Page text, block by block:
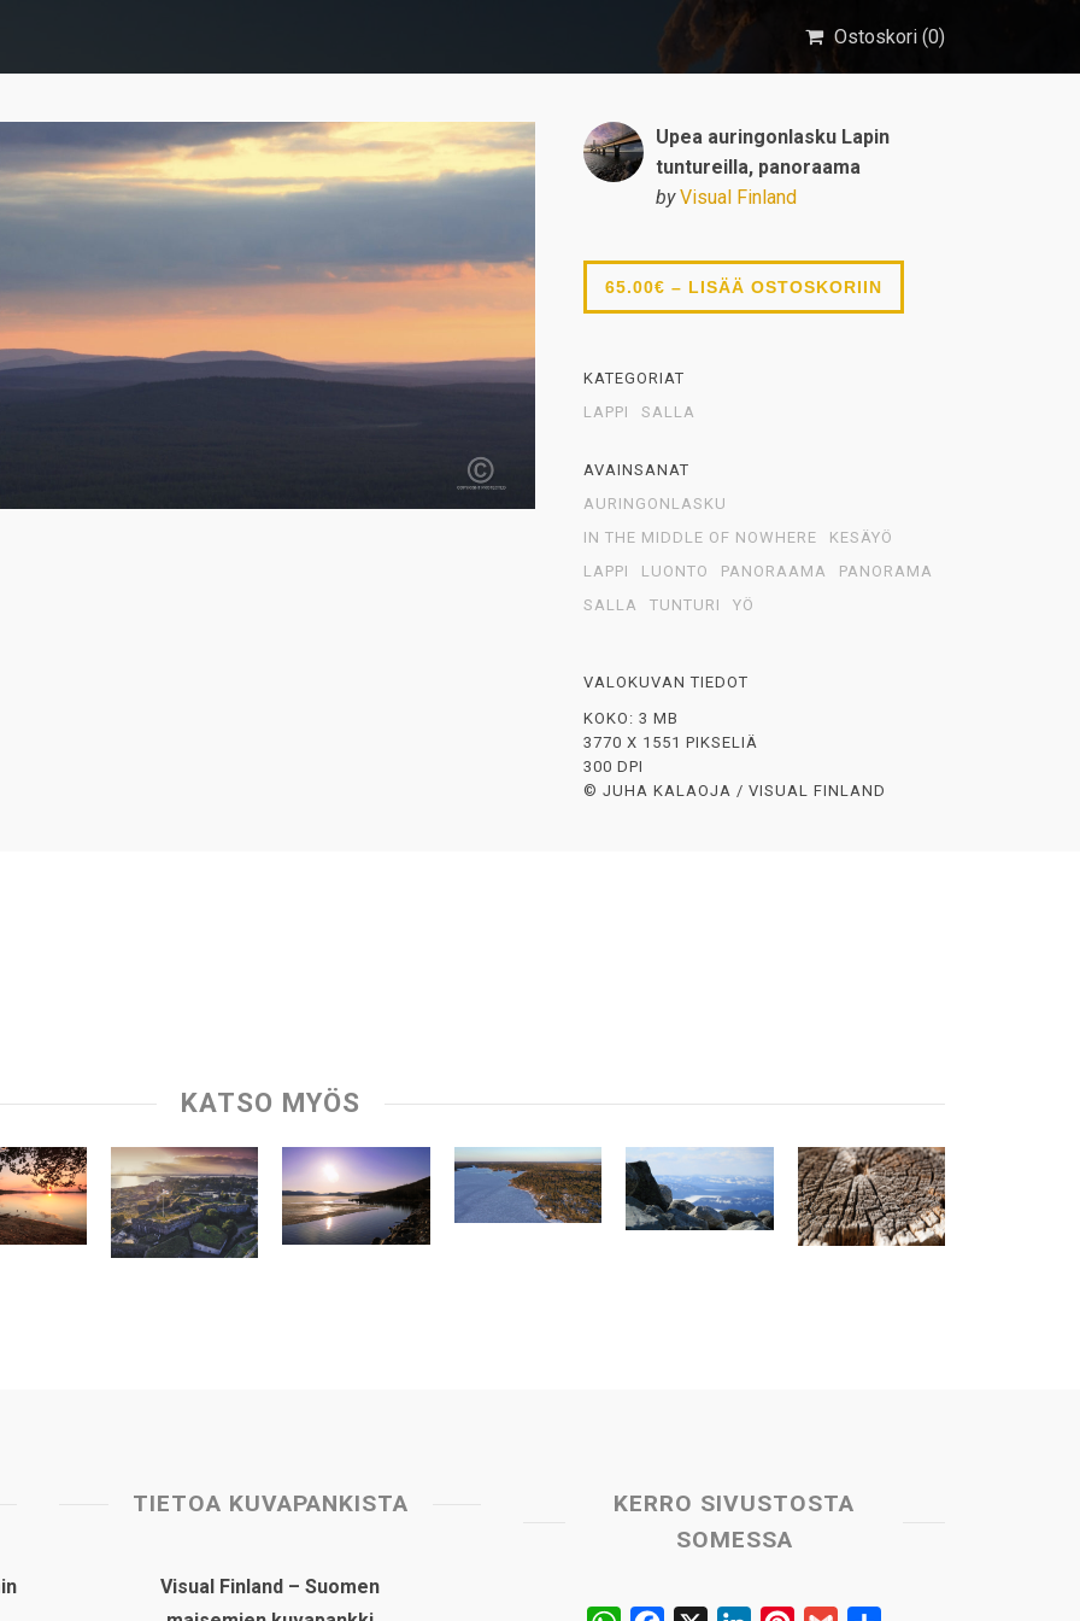
Ostoskori (0)
Upea auringonlasku Lapin
tuntureilla, panoraama
by Visual Finland
65.00€ – LISÄÄ OSTOSKORIIN
KATEGORIAT
LAPPI
SALLA
AVAINSANAT
AURINGONLASKU
IN THE MIDDLE OF NOWHERE
KESÄYÖ
LAPPI
LUONTO PANORAAMA
PANORAMA
SALLA
TUNTURI YÖ
VALOKUVAN TIEDOT
KOKO: 3 MB
3770 X 1551 PIKSELIÄ
300 DPI
© JUHA KALAOJA / VISUAL FINLAND
KATSO MYÖS
TIETOA KUVAPANKISTA
Visual Finland – Suomen
KERRO SIVUSTOSTA
SOMESSA